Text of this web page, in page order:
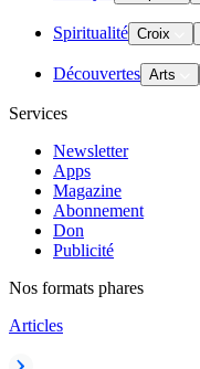
Spiritualité Croix
Découvertes Arts
Services
Newsletter
Apps
Magazine
Abonnement
Don
Publicité
Nos formats phares
Articles